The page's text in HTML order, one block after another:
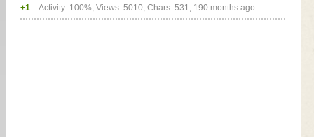
+1
Activity: 100%, Views: 5010, Chars: 531, 190 months ago